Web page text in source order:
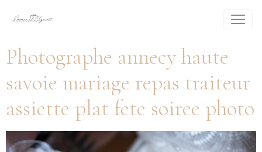
Photographe annecy haute
savoie mariage repas traiteur
assiette plat fete soiree photo